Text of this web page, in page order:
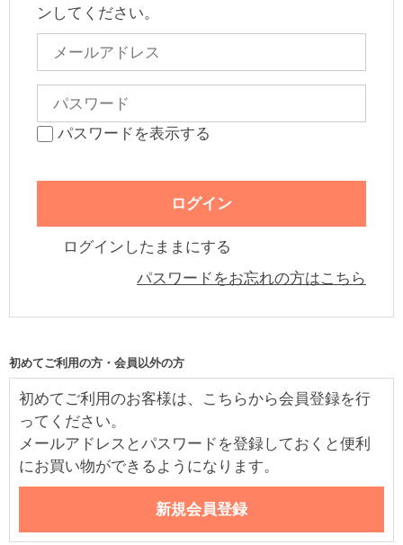
ンしてください。
パスワードを表示する
ログインしたままにする
パスワードをお忘れの方はこちら
初めてご利用の方・会員以外の方
初めてご利用のお客様は、こちらから会員登録を行
ってください。
メールアドレスとパスワードを登録しておくと便利
にお買い物ができるようになります。